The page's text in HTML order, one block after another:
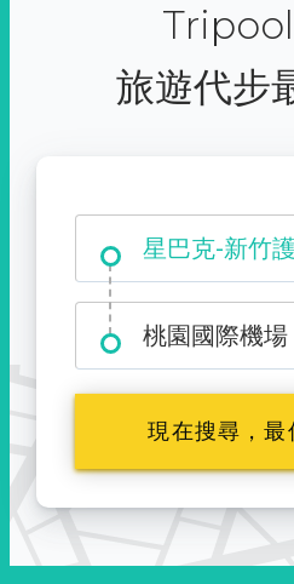
旅遊代步
大霸尖山登山
桃園國際機場
現在搜尋，